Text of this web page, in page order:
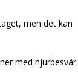
men det kan
med njurbesvär.